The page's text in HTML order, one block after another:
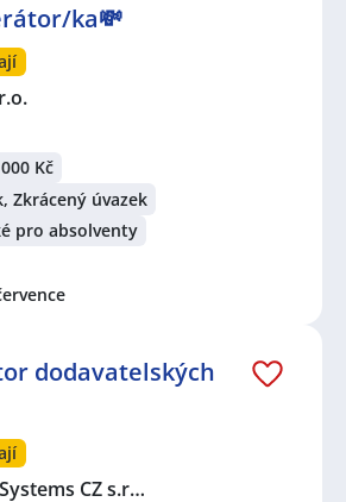
ka💸
Kč
Zkrácený úvazek
pro absolventy
dodavatelských
CZ s.r…